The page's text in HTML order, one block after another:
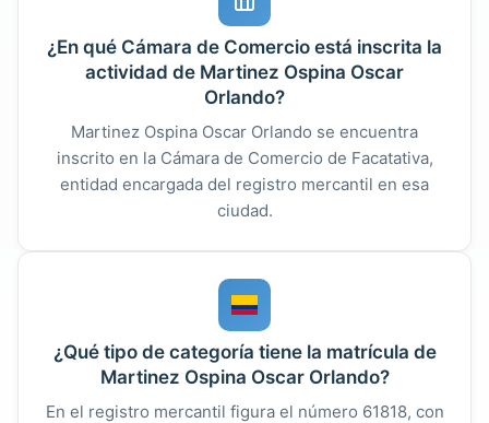
¿En qué Cámara de Comercio está inscrita la
actividad de Martinez Ospina Oscar
Orlando?
Martinez Ospina Oscar Orlando se encuentra
inscrito en la Cámara de Comercio de Facatativa,
entidad encargada del registro mercantil en esa
ciudad.
¿Qué tipo de categoría tiene la matrícula de
Martinez Ospina Oscar Orlando?
En el registro mercantil figura el número 61818, con